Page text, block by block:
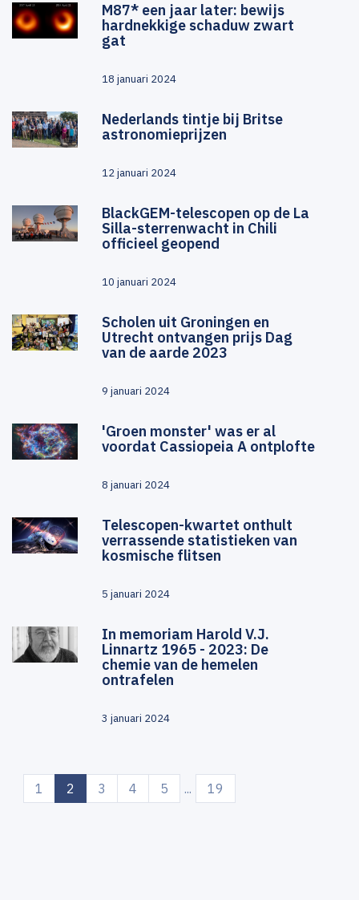
M87* een jaar later: bewijs
hardnekkige schaduw zwart
gat
18 januari 2024
Nederlands tintje bij Britse
astronomieprijzen
12 januari 2024
BlackGEM-telescopen op de La
Silla-sterrenwacht in Chili
officieel geopend
10 januari 2024
Scholen uit Groningen en
Utrecht ontvangen prijs Dag
van de aarde 2023
9 januari 2024
'Groen monster' was er al
voordat Cassiopeia A ontplofte
8 januari 2024
Telescopen-kwartet onthult
verrassende statistieken van
kosmische flitsen
5 januari 2024
In memoriam Harold V.J.
Linnartz 1965 - 2023: De
chemie van de hemelen
ontrafelen
3 januari 2024
1 2 (current)
3 4 5 ... 19